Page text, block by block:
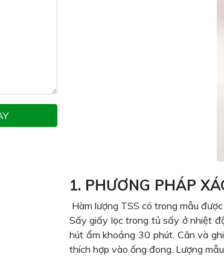
1. PHƯƠNG PHÁP
Hàm lượng TSS có trong mẫu
Sấy giấy lọc trong tủ sấy ở nhiệt
hút ẩm khoảng 30 phút. Cân và
thích hợp vào ống đong. Lượng